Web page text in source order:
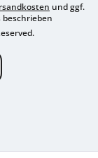
und ggf.